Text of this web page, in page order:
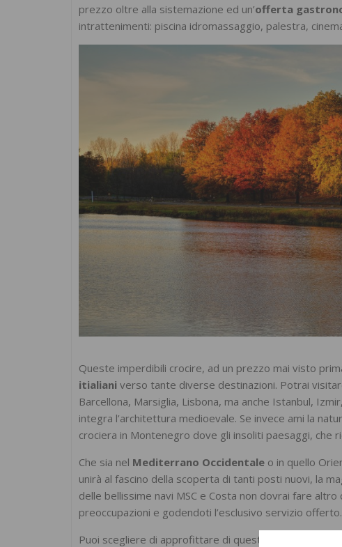
prezzo oltre alla sistemazione ed un’offerta
intrattenimenti: piscina idromassaggio, palestra,
Queste imperdibili crocire, ad un prezzo mai visto
itialiani verso tante diverse destinazioni. Potrai
Barcellona, Marsiglia, Lisbona, ma anche Istanbul,
integra l’architettura medioevale. Se invece ami la
crociera in Montenegro dove gli insoliti paesaggi, che
Che sia nel Mediterrano Occidentale o in quello
unirà al fascino della scoperta di tanti posti nuovi, la
delle bellissime navi MSC e Costa non dovrai fare
preoccupazioni e godendoti l’esclusivo servizio offerto.
Puoi scegliere di approfittare di questa imperdibile